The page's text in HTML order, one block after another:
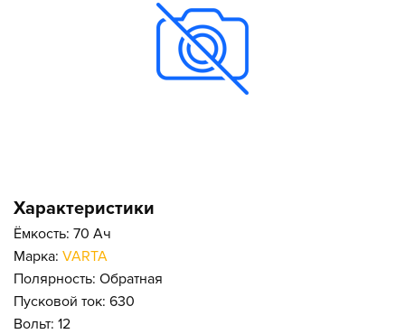
Характеристики
Ёмкость: 70 Ач
Марка: VARTA
Полярность: Обратная
Пусковой ток: 630
Вольт: 12